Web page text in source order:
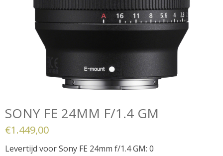
SONY FE 24MM F/1.4 GM
€1.449,00
Levertijd voor Sony FE 24mm f/1.4 GM: 0